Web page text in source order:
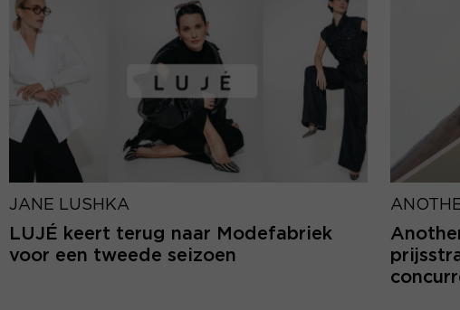
JANE LUSHKA
LUJÉ keert terug naar Modefabriek
voor een tweede seizoen